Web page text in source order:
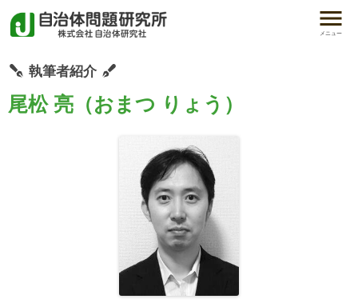
メニュー
執筆者紹介
尾松 亮（おまつ りょう）